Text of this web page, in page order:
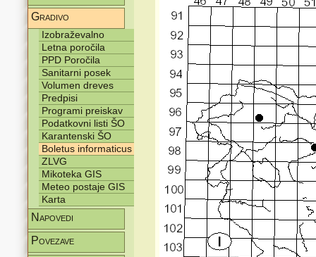
Gradivo
Izobraževalno
Letna poročila
PPD Poročila
Sanitarni posek
Volumen dreves
Predpisi
Programi preiskav
Podatkovni listi ŠO
Karantenski ŠO
Boletus informaticus
ZLVG
Mikoteka GIS
Meteo postaje GIS
Karta
Napovedi
Povezave